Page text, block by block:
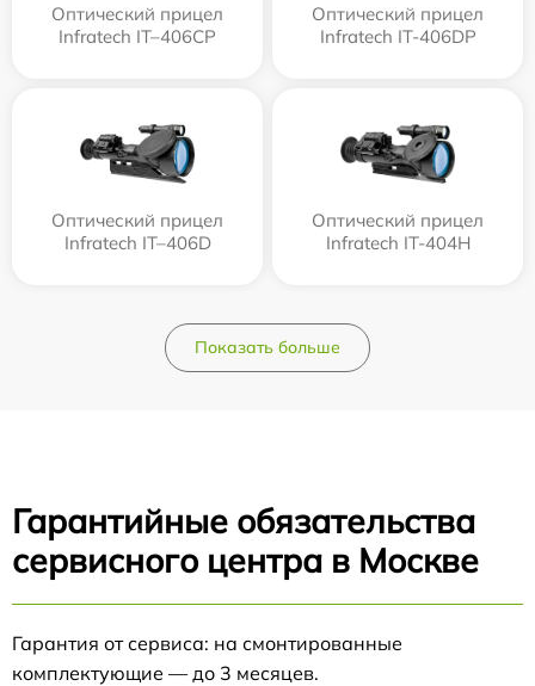
Оптический прицел
Infratech IT–406СP
Оптический прицел
Infratech IT-406DP
Оптический прицел
Infratech IT–406D
Оптический прицел
Infratech IT-404H
Показать больше
Гарантийные обязательства
сервисного центра в Москве
Гарантия от сервиса: на смонтированные
комплектующие — до 3 месяцев.